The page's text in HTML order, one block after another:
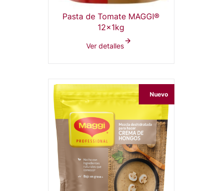
Pasta de Tomate MAGGI®
12x1kg
Ver detalles
Nuevo